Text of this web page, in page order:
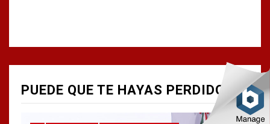
PUEDE QUE TE HAYAS PERDIDO